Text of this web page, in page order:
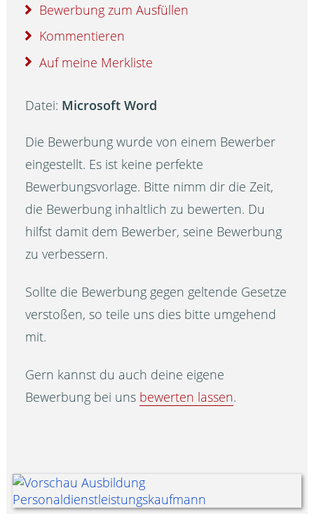
Bewerbung zum Ausfüllen
Kommentieren
Auf meine Merkliste
Datei: Microsoft Word
Die Bewerbung wurde von einem Bewerber
eingestellt. Es ist keine perfekte
Bewerbungsvorlage. Bitte nimm dir die Zeit,
die Bewerbung inhaltlich zu bewerten. Du
hilfst damit dem Bewerber, seine Bewerbung
zu verbessern.
Sollte die Bewerbung gegen geltende Gesetze
verstoßen, so teile uns dies bitte umgehend
mit.
Gern kannst du auch deine eigene
Bewerbung bei uns bewerten lassen.